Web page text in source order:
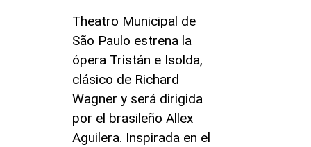
Theatro Municipal de
São Paulo estrena la
ópera Tristán e Isolda,
clásico de Richard
Wagner y será dirigida
por el brasileño Allex
Aguilera. Inspirada en el